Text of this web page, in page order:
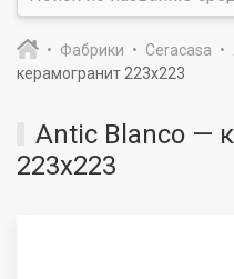
Фабрики Ceracasa
керамогранит 223x223
Antic Blanco —
223x223